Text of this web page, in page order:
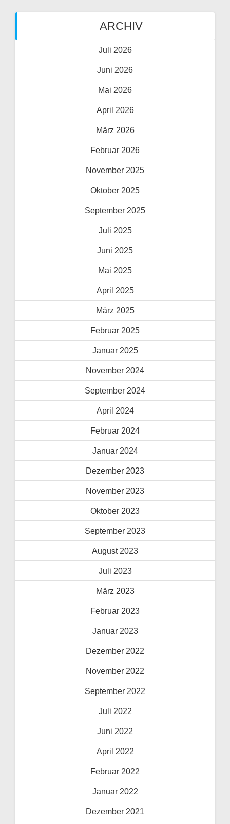
ARCHIV
Juli 2026
Juni 2026
Mai 2026
April 2026
März 2026
Februar 2026
November 2025
Oktober 2025
September 2025
Juli 2025
Juni 2025
Mai 2025
April 2025
März 2025
Februar 2025
Januar 2025
November 2024
September 2024
April 2024
Februar 2024
Januar 2024
Dezember 2023
November 2023
Oktober 2023
September 2023
August 2023
Juli 2023
März 2023
Februar 2023
Januar 2023
Dezember 2022
November 2022
September 2022
Juli 2022
Juni 2022
April 2022
Februar 2022
Januar 2022
Dezember 2021